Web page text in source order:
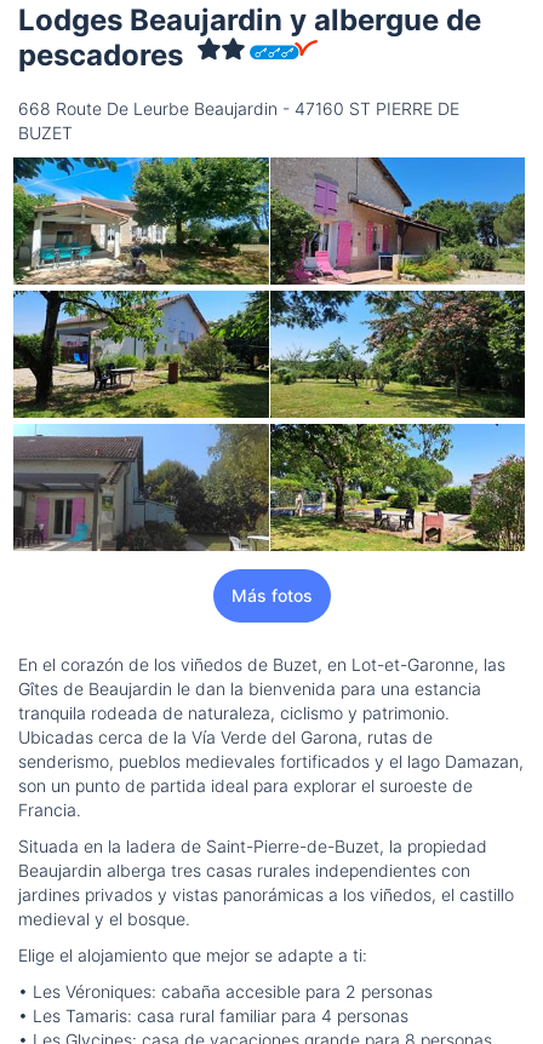
Lodges Beaujardin y albergue de
pescadores
668 Route De Leurbe Beaujardin - 47160 ST PIERRE DE
BUZET
Más fotos
En el corazón de los viñedos de Buzet, en Lot-et-Garonne, las
Gîtes de Beaujardin le dan la bienvenida para una estancia
tranquila rodeada de naturaleza, ciclismo y patrimonio.
Ubicadas cerca de la Vía Verde del Garona, rutas de
senderismo, pueblos medievales fortificados y el lago Damazan,
son un punto de partida ideal para explorar el suroeste de
Francia.
Situada en la ladera de Saint-Pierre-de-Buzet, la propiedad
Beaujardin alberga tres casas rurales independientes con
jardines privados y vistas panorámicas a los viñedos, el castillo
medieval y el bosque.
Elige el alojamiento que mejor se adapte a ti:
• Les Véroniques: cabaña accesible para 2 personas
• Les Tamaris: casa rural familiar para 4 personas